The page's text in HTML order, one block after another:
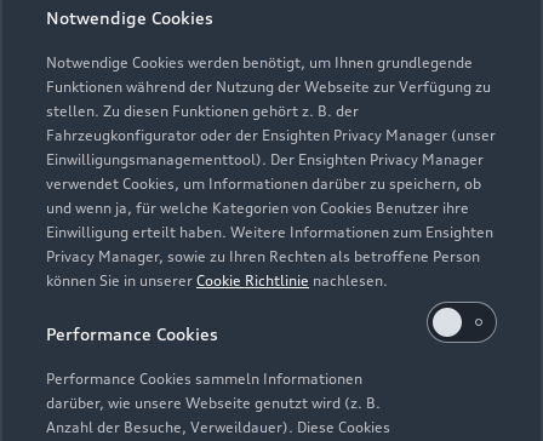
Notwendige Cookies
Notwendige Cookies werden benötigt, um Ihnen grundlegende
Funktionen während der Nutzung der Webseite zur Verfügung zu
stellen. Zu diesen Funktionen gehört z. B. der
Fahrzeugkonfigurator oder der Ensighten Privacy Manager (unser
Einwilligungsmanagementtool). Der Ensighten Privacy Manager
verwendet Cookies, um Informationen darüber zu speichern, ob
und wenn ja, für welche Kategorien von Cookies Benutzer ihre
Einwilligung erteilt haben. Weitere Informationen zum Ensighten
Privacy Manager, sowie zu Ihren Rechten als betroffene Person
können Sie in unserer Cookie Richtlinie nachlesen.
Performance Cookies
Performance Cookies sammeln Informationen
darüber, wie unsere Webseite genutzt wird (z. B.
Anzahl der Besuche, Verweildauer). Diese Cookies
Öffnungszeiten
Service
Geschlossen,öffnet amMontag 07:30
Teile- & Zubehörverkauf
Geschlossen,öffnet amMontag 07:30